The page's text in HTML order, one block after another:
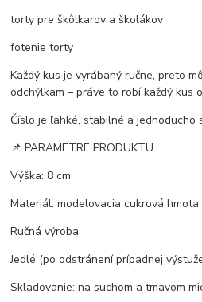
torty pre škôlkarov a školákov
fotenie torty
Každý kus je vyrábaný ručne, preto
odchýlkam – práve to robí každý kus
Číslo je ľahké, stabilné a jednoducho
📌 PARAMETRE PRODUKTU
Výška: 8 cm
Materiál: modelovacia cukrová hmota
Ručná výroba
Jedlé (po odstránení prípadnej
Skladovanie: na suchom a tmavom